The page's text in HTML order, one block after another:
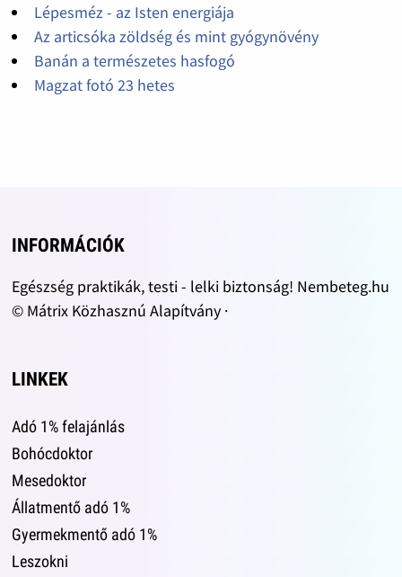
Lépesméz - az Isten energiája
Az articsóka zöldség és mint gyógynövény
Banán a természetes hasfogó
Magzat fotó 23 hetes
INFORMÁCIÓK
Egészség praktikák, testi - lelki biztonság! Nembeteg.hu
© Mátrix Közhasznú Alapítvány ·
LINKEK
Adó 1% felajánlás
Bohócdoktor
Mesedoktor
Állatmentő adó 1%
Gyermekmentő adó 1%
Leszokni